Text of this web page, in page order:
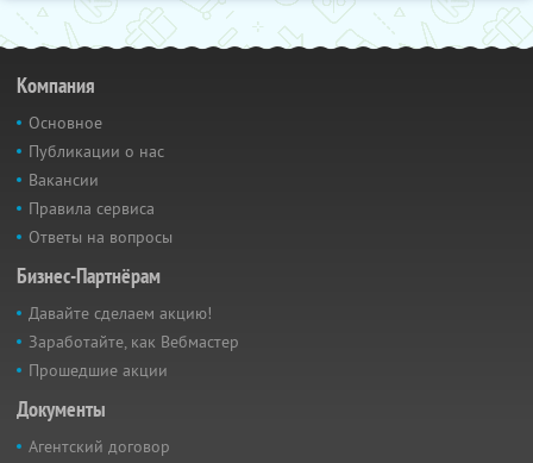
Компания
Основное
Публикации о нас
Вакансии
Правила сервиса
Ответы на вопросы
Бизнес-Партнёрам
Давайте сделаем акцию!
Заработайте, как Вебмастер
Прошедшие акции
Документы
Агентский договор